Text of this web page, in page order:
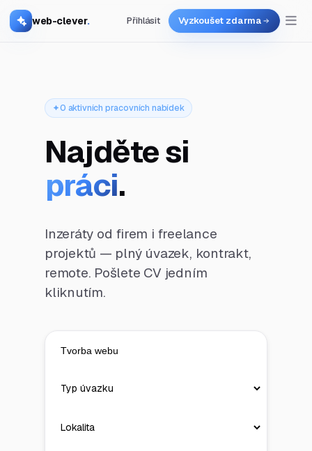
web-clever. Přihlásit Vyzkoušet zdarma
0 aktivních pracovních nabídek
Najděte si
práci.
Inzeráty od firem i freelance
projektů — plný úvazek, kontrakt,
remote. Pošlete CV jedním
kliknutím.